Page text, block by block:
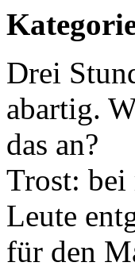
Drei
abartig.
das an?
Trost: bei
Leute
für den